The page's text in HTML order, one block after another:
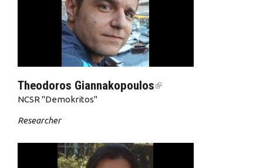
Theodoros Giannakopoulos(link is external)
NCSR "Demokritos"
Researcher